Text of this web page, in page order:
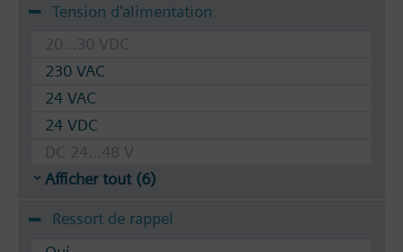
Tension d'alimentation
20...30 VDC
230 VAC
24 VAC
24 VDC
DC 24...48 V
Afficher tout (6)
Ressort de rappel